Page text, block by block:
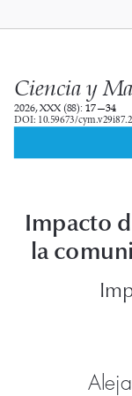
Impacto
la
Ciencia y
2026, XXX (88): 17—34
DOI: 10.59673/cym.v29i87.2